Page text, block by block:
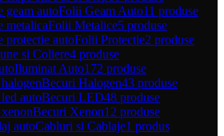
Folii Geam Auto11 produse
Folii Metalice5 produse
Folii Protectie2 produse
si Coliere4 produse
Iluminat Auto172 produse
Becuri Halogen43 produse
Becuri LED48 produse
Becuri Xenon12 produse
Cabluri si Cablaje1 produs